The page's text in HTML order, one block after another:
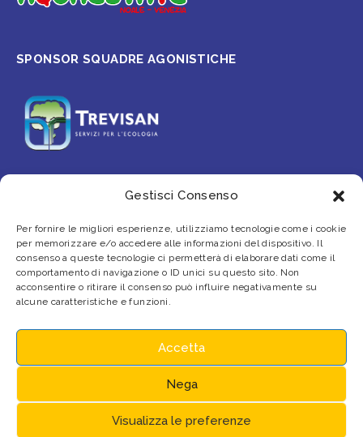
Gestisci Consenso
Per fornire le migliori esperienze, utilizziamo tecnologie come i cookie
per memorizzare e/o accedere alle informazioni del dispositivo. Il
consenso a queste tecnologie ci permetterà di elaborare dati come il
comportamento di navigazione o ID unici su questo sito. Non
acconsentire o ritirare il consenso può influire negativamente su
alcune caratteristiche e funzioni.
Accetta
Nega
Visualizza le preferenze
SPONSOR SQUADRE AGONISTICHE
© 2026 Gestione Piscine Noale s.r.l. | P.IVA
|